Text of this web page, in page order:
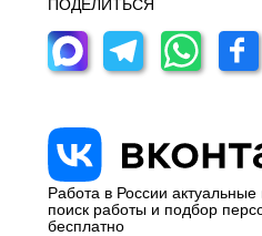
ПОДЕЛИТЬСЯ
Работа в России актуальные
поиск работы и подбор
бесплатно